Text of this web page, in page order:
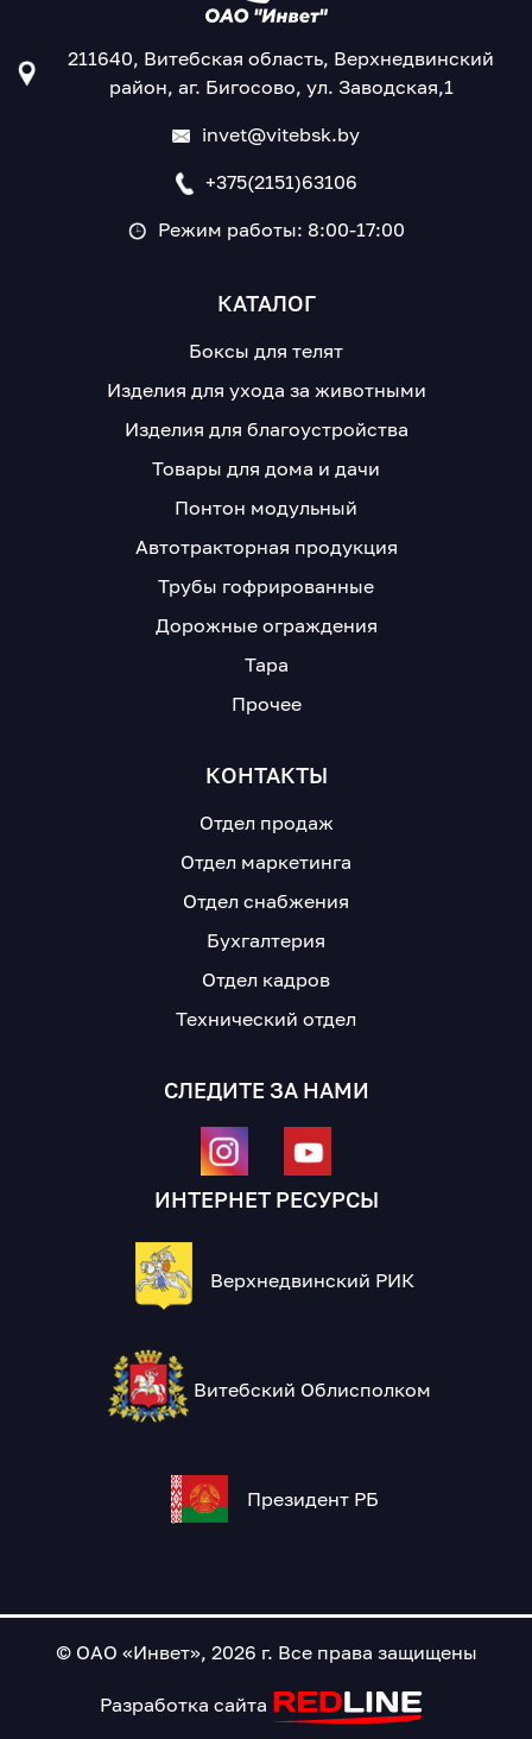
211640, Витебская область, Верхнедвинский
район, аг. Бигосово, ул. Заводская,1
invet@vitebsk.by
+375(2151)63106
Режим работы: 8:00-17:00
КАТАЛОГ
Боксы для телят
Изделия для ухода за животными
Изделия для благоустройства
Товары для дома и дачи
Понтон модульный
Автотракторная продукция
Трубы гофрированные
Дорожные ограждения
Тара
Прочее
КОНТАКТЫ
Отдел продаж
Отдел маркетинга
Отдел снабжения
Бухгалтерия
Отдел кадров
Технический отдел
СЛЕДИТЕ ЗА НАМИ
ИНТЕРНЕТ РЕСУРСЫ
Верхнедвинский РИК
Витебский Облисполком
Президент РБ
© ОАО «Инвет», 2026 г. Все права защищены
Разработка сайта